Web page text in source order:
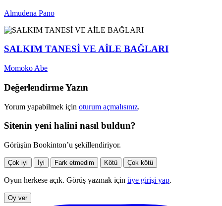
Almudena Pano
SALKIM TANESİ VE AİLE BAĞLARI
Momoko Abe
Değerlendirme Yazın
Yorum yapabilmek için oturum açmalısınız.
Sitenin yeni halini nasıl buldun?
Görüşün Bookinton’u şekillendiriyor.
Çok iyi İyi Fark etmedim Kötü Çok kötü
Oyun herkese açık. Görüş yazmak için üye girişi yap.
Oy ver